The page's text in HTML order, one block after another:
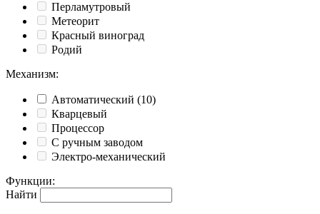
Перламутровый
Метеорит
Красный виноград
Родий
Механизм:
Автоматический (10)
Кварцевый
Процессор
С ручным заводом
Электро-механический
Функции:
Найти